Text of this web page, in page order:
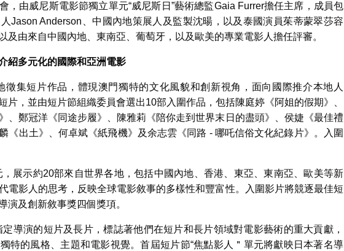
，由威尼斯電影節獨立單元“威尼斯日”藝術總監Gaia Furrer擔任主席，成員包
Jason Anderson、中國內地策展人及監製沈暘，以及泰國演員茱蒂蒙翠莎容
及由來自中國內地、東南亞、葡萄牙，以及歐美的專業電影人擔任評審。
多元化的國際和亞洲電影
徵集短片作品，體現澳門獨特的文化風貌和創新視角，面向國際推介本地人
片，並由短片節組織委員會選出10部入圍作品，包括陳庭婷《阿姐的假期》、
、鄭冠洋《同途步履》、陳雅莉《陪你走到世界末日的盡頭》、侯婕《最佳禮
《出土》、何卓斌《紙飛機》及余志雲《同路 - 哪吒信俗文化紀錄片》。入圍
，展示約20部來自世界各地，包括中國內地、香港、東亞、東南亞、歐美等新
電影人的思考，反映全球電影敘事的多樣性和豐富性。入圍影片將競逐最佳短
演及創新敘事獎四個獎項。
導演的短片及長片，標誌著他們在短片和長片領域對電影藝術的重大貢獻，
特的風格、主題和電影視覺。首屆短片節“焦點影人＂單元將獻映日本著名導